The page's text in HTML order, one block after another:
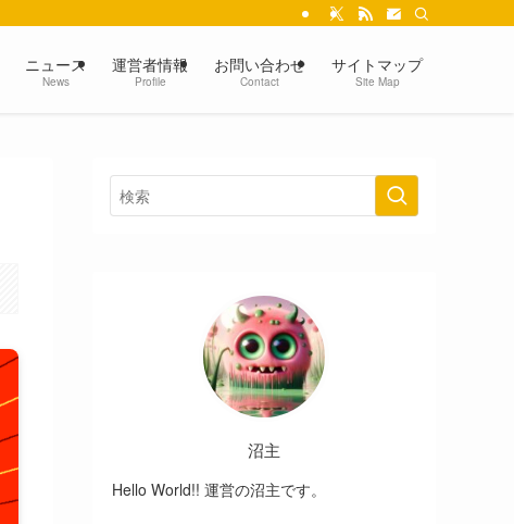
ニュース
News
運営者情報
Profile
お問い合わせ
Contact
サイトマップ
Site Map
沼主
Hello World!! 運営の沼主です。